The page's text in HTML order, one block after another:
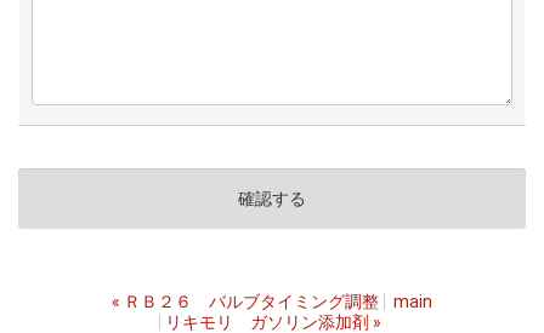
« ＲＢ２６ バルブタイミング調整
main
リキモリ ガソリン添加剤 »